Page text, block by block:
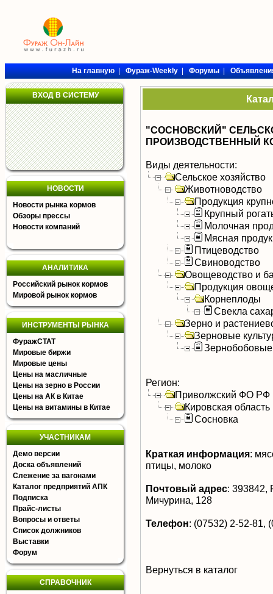
На главную|Фураж-Weekly|Форумы|
ВХОД В СИСТЕМУ
НОВОСТИ
Новости рынка кормов
Обзоры прессы
Новости компаний
АНАЛИТИКА
Российский рынок кормов
Мировой рынок кормов
ИНСТРУМЕНТЫ РЫНКА
ФуражСТАТ
Мировые биржи
Мировые цены
Цены на масличные
Цены на зерно в России
Цены на АК в Китае
Цены на витамины в Китае
УЧАСТНИКАМ
Демо версии
Доска объявлений
Слежение за вагонами
Каталог предприятий АПК
Подписка
Прайс-листы
Вопросы и ответы
Список должников
Выставки
Форум
СПРАВОЧНИК
"СОСНОВСКИЙ"
ПРОИЗВОДСТВЕННЫЙ
Виды деятельности:
Сельское хозяйство
Животноводство
Продукция
Крупный
Молочная
Мясная
Птицеводство
Свиноводство
Овощеводство и
Продукция
Корнеплоды
Свекла
Зерно и
Зерновые
Зернобобовые
Регион:
Приволжский ФО РФ
Кировская область
Сосновка
Краткая информация:
птицы, молоко
Почтовый адрес: 393842,
Мичурина, 128
Телефон: (07532) 2-52-81,
Вернуться в каталог